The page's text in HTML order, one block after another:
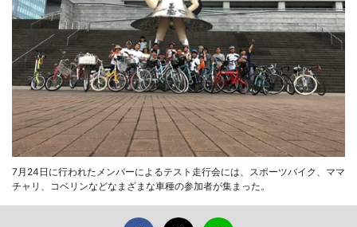
7月24日に行われたメンバーによるテスト走行会には、スポーツバイク、ママ
チャリ、コベリンなどなまざまな車種の参加者が集まった。